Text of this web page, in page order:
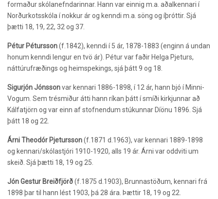
formaður skólanefndarinnar. Hann var einnig m.a. aðalkennari í
Norðurkotsskóla í nokkur ár og kenndi m.a. söng og íþróttir. Sjá
þætti 18, 19, 22, 32 og 37.
Pétur Pétursson(f.1842), kenndi í 5 ár, 1878-1883 (enginn á undan
honum kenndi lengur en tvö ár). Pétur var faðir Helga Pjeturs,
náttúrufræðings og heimspekings, sjá þátt 9 og 18.
Sigurjón Jónssonvar kennari 1886-1898, í 12 ár, hann bjó í Minni-
Vogum. Sem trésmiður átti hann ríkan þátt í smíði kirkjunnar að
Kálfatjörn og var einn af stofnendum stúkunnar Díönu 1896. Sjá
þátt 18 og 22.
Árni Theodór Pjetursson(f.1871 d.1963), var kennari 1889-1898
og kennari/skólastjóri 1910-1920, alls 19 ár. Árni var oddviti um
skeið. Sjá þætti 18, 19 og 25.
Jón Gestur Breiðfjörð(f.1875 d.1903), Brunnastöðum, kennari frá
1898 þar til hann lést 1903, þá 28 ára. Þættir 18, 19 og 22.